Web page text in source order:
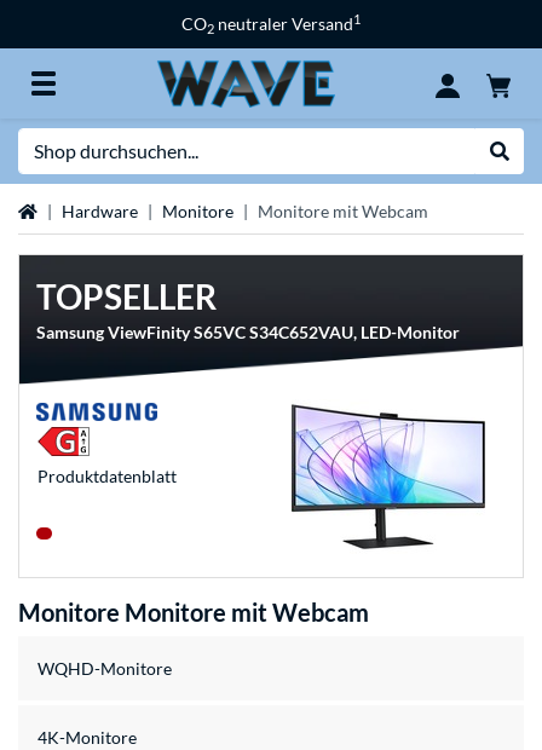
CO2 neutraler Versand1
StartseiteHardware Monitore Monitore mit Webcam
TOPSELLER
Samsung ViewFinity S65VC S34C652VAU, LED-Monitor
Produkt­datenblatt
Monitore Monitore mit Webcam
WQHD-Monitore
4K-Monitore